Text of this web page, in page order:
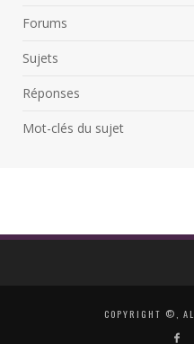
Forums
Sujets
Réponses
Mot-clés du sujet
COPYRIGHT ©,